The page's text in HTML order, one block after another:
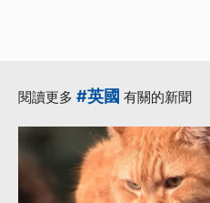
閱讀更多 #英國 有關的新聞